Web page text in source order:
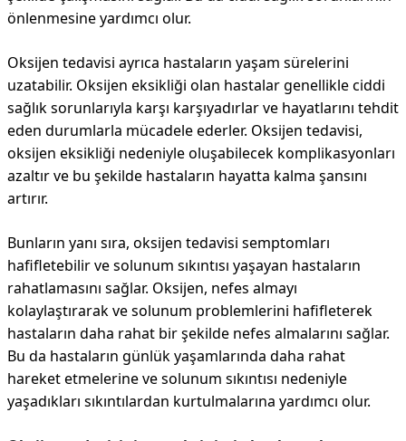
önlenmesine yardımcı olur.
Oksijen tedavisi ayrıca hastaların yaşam sürelerini
uzatabilir. Oksijen eksikliği olan hastalar genellikle ciddi
sağlık sorunlarıyla karşı karşıyadırlar ve hayatlarını tehdit
eden durumlarla mücadele ederler. Oksijen tedavisi,
oksijen eksikliği nedeniyle oluşabilecek komplikasyonları
azaltır ve bu şekilde hastaların hayatta kalma şansını
artırır.
Bunların yanı sıra, oksijen tedavisi semptomları
hafifletebilir ve solunum sıkıntısı yaşayan hastaların
rahatlamasını sağlar. Oksijen, nefes almayı
kolaylaştırarak ve solunum problemlerini hafifleterek
hastaların daha rahat bir şekilde nefes almalarını sağlar.
Bu da hastaların günlük yaşamlarında daha rahat
hareket etmelerine ve solunum sıkıntısı nedeniyle
yaşadıkları sıkıntılardan kurtulmalarına yardımcı olur.